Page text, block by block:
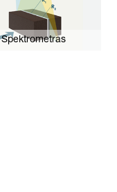
Spektrometras